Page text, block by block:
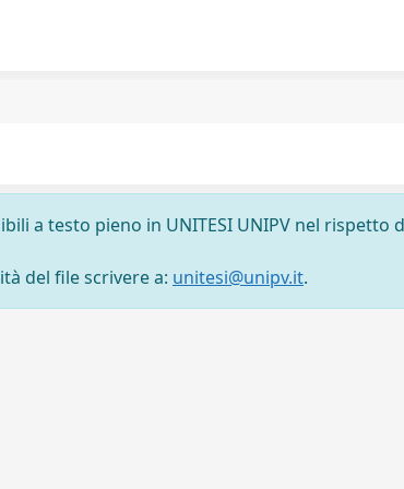
a testo pieno in UNITESI UNIPV nel rispetto
del file scrivere a: unitesi@unipv.it.